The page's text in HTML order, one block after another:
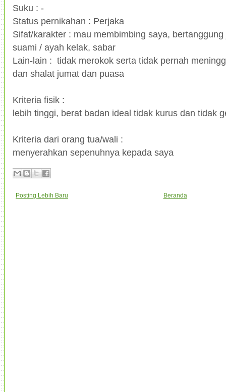
Suku : -
Status pernikahan : Perjaka
Sifat/karakter : mau membimbing saya,
suami / ayah kelak, sabar
Lain-lain : tidak merokok serta tidak pernah
dan shalat jumat dan puasa
Kriteria fisik :
lebih tinggi, berat badan ideal tidak kurus dan tidak
Kriteria dari orang tua/wali :
menyerahkan sepenuhnya kepada saya
Posting Lebih Baru Beranda